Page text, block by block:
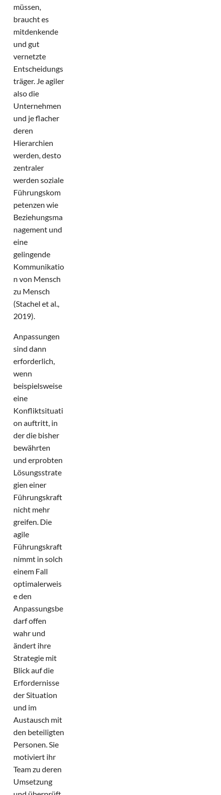
müssen,
braucht es
mitdenkende
und gut
vernetzte
Entscheidungs
träger. Je agiler
also die
Unternehmen
und je flacher
deren
Hierarchien
werden, desto
zentraler
werden soziale
Führungskom
petenzen wie
Beziehungsma
nagement und
eine
gelingende
Kommunikatio
n von Mensch
zu Mensch
(Stachel et al.,
2019).
Anpassungen
sind dann
erforderlich,
wenn
beispielsweise
eine
Konfliktsituati
on auftritt, in
der die bisher
bewährten
und erprobten
Lösungsstrate
gien einer
Führungskraft
nicht mehr
greifen. Die
agile
Führungskraft
nimmt in solch
einem Fall
optimalerweis
e den
Anpassungsbe
darf offen
wahr und
ändert ihre
Strategie mit
Blick auf die
Erfordernisse
der Situation
und im
Austausch mit
den beteiligten
Personen. Sie
motiviert ihr
Team zu deren
Umsetzung